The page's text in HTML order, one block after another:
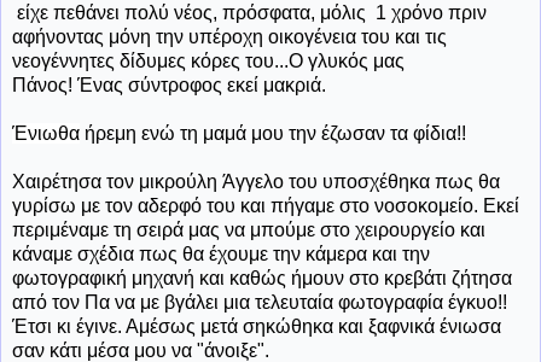
είχε πεθάνει πολύ νέος, πρόσφατα, μόλις 1 χρόνο πριν
αφήνοντας μόνη την υπέροχη οικογένεια του και τις
νεογέννητες δίδυμες κόρες του...Ο γλυκός μας
Πάνος! Ένας σύντροφος εκεί μακριά.
Ένιωθα ήρεμη ενώ τη μαμά μου την έζωσαν τα φίδια!!
Χαιρέτησα τον μικρούλη Άγγελο του υποσχέθηκα πως θα
γυρίσω με τον αδερφό του και πήγαμε στο νοσοκομείο. Εκεί
περιμέναμε τη σειρά μας να μπούμε στο χειρουργείο και
κάναμε σχέδια πως θα έχουμε την κάμερα και την
φωτογραφική μηχανή και καθώς ήμουν στο κρεβάτι ζήτησα
από τον Πα να με βγάλει μια τελευταία φωτογραφία έγκυο!!
Έτσι κι έγινε. Αμέσως μετά σηκώθηκα και ξαφνικά ένιωσα
σαν κάτι μέσα μου να "άνοιξε".